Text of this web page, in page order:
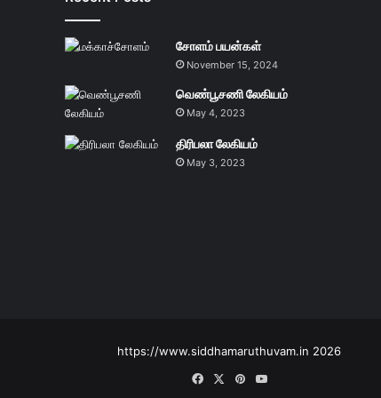
சோளம் பயன்கள்
November 15, 2024
வெண்பூசணி லேகியம்
May 4, 2023
திரிபலா லேகியம்
May 3, 2023
https://www.siddhamaruthuvam.in 2026
FacebookPinterestYouTube